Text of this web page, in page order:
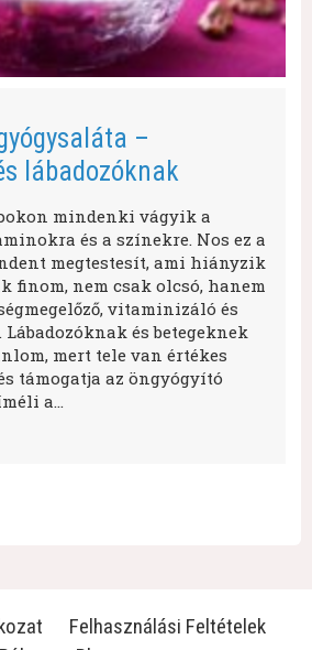
–
lábadozóknak
mindenki vágyik a
és a színekre. Nos ez a
megtestesít, ami hiányzik
finom, nem csak olcsó, hanem
vitaminizáló és
és betegeknek
mert tele van értékes
támogatja az öngyógyító
a…
Felhasználási Feltételek